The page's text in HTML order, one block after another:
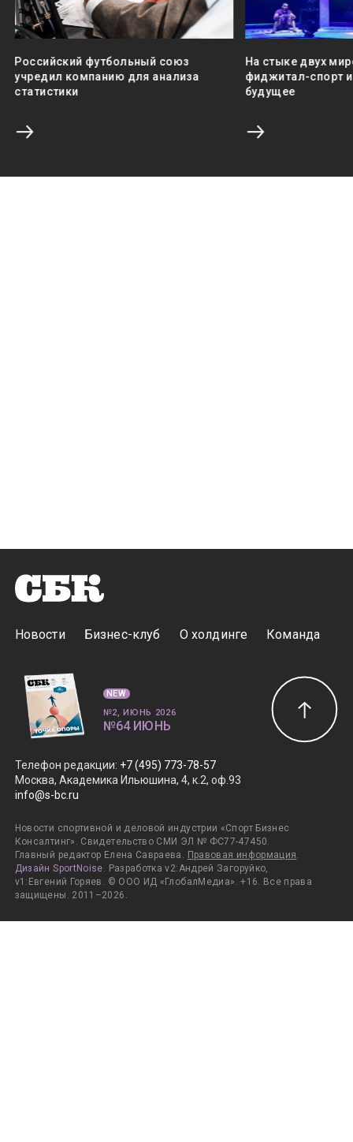
Российский футбольный союз
учредил компанию для анализа
статистики
На стыке двух
фиджитал-спорт
будущее
Новости Бизнес-клуб О холдинге Команда
Телефон редакции: +7 (495) 773-78-57
Москва, Академика Ильюшина, 4, к.2, оф.93
info@s-bc.ru
Новости спортивной и деловой индустрии «Спорт Бизнес
Консалтинг». Свидетельство СМИ ЭЛ № ФС77-47450.
Главный редактор Елена Савраева. Правовая информация.
Дизайн SportNoise. Разработка v2:Андрей Загоруйко,
v1:Евгений Горяев. © ООО ИД «ГлобалМедиа». +16. Все права
защищены. 2011–2026.
NEW
№2, ИЮНЬ 2026
№64 ИЮНЬ